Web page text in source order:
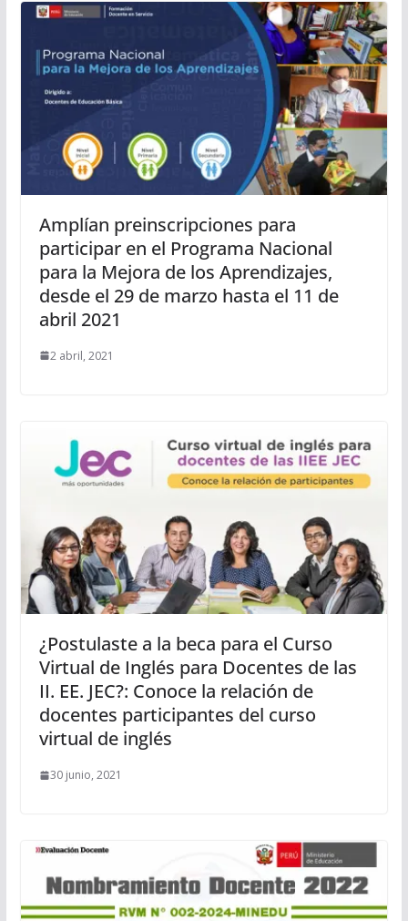
Amplían preinscripciones para
participar en el Programa Nacional
para la Mejora de los Aprendizajes,
desde el 29 de marzo hasta el 11 de
abril 2021
2 abril, 2021
¿Postulaste a la beca para el Curso
Virtual de Inglés para Docentes de las
II. EE. JEC?: Conoce la relación de
docentes participantes del curso
virtual de inglés
30 junio, 2021